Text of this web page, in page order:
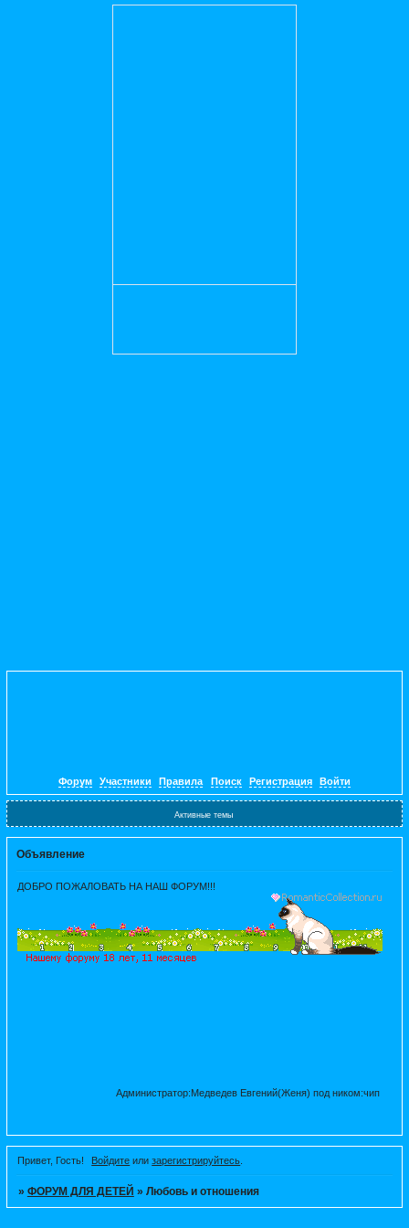
Форум Участники Правила Поиск Регистрация Войти
Активные темы
Объявление
ДОБРО ПОЖАЛОВАТЬ НА НАШ ФОРУМ!!!
Администратор:Медведев Евгений(Женя) под ником:чип
Привет, Гость! Войдите илизарегистрируйтесь
» ФОРУМ ДЛЯ ДЕТЕЙ » Любовь и отношения